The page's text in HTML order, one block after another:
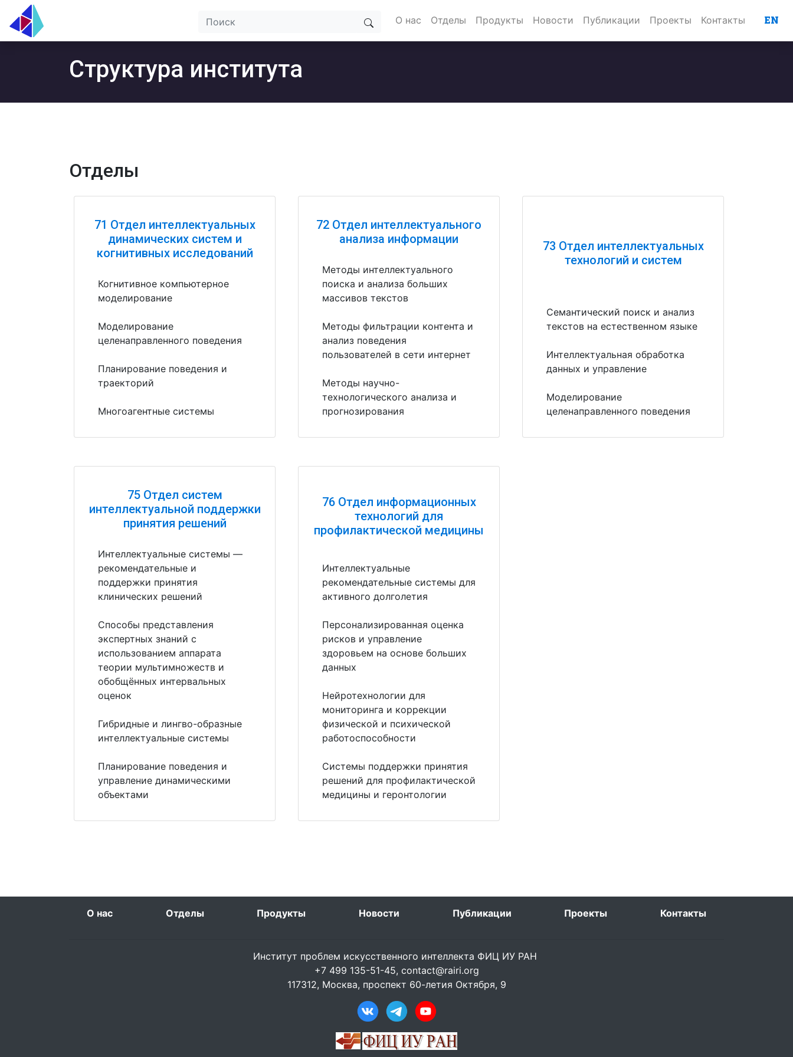
О нас Отделы Продукты Новости Публикации Проекты Контакты EN
Структура института
Отделы
71 Отдел интеллектуальных
динамических систем и
когнитивных исследований
Когнитивное компьютерное
моделирование
Моделирование
целенаправленного поведения
Планирование поведения и
траекторий
Многоагентные системы
72 Отдел интеллектуального
анализа информации
Методы интеллектуального
поиска и анализа больших
массивов текстов
Методы фильтрации контента и
анализ поведения
пользователей в сети интернет
Методы научно-
технологического анализа и
прогнозирования
73 Отдел интеллектуальных
технологий и систем
Семантический поиск и анализ
текстов на естественном языке
Интеллектуальная обработка
данных и управление
Моделирование
целенаправленного поведения
75 Отдел систем
интеллектуальной поддержки
принятия решений
Интеллектуальные системы —
рекомендательные и
поддержки принятия
клинических решений
Способы представления
экспертных знаний с
использованием аппарата
теории мультимножеств и
обобщённых интервальных
оценок
Гибридные и лингво-образные
интеллектуальные системы
Планирование поведения и
управление динамическими
объектами
76 Отдел информационных
технологий для
профилактической медицины
Интеллектуальные
рекомендательные системы для
активного долголетия
Персонализированная оценка
рисков и управление
здоровьем на основе больших
данных
Нейротехнологии для
мониторинга и коррекции
физической и психической
работоспособности
Системы поддержки принятия
решений для профилактической
медицины и геронтологии
О нас Отделы Продукты Новости Публикации Проекты Контакты
Институт проблем искусственного интеллекта ФИЦ ИУ РАН
+7 499 135-51-45, contact@rairi.org
117312, Москва, проспект 60-летия Октября, 9